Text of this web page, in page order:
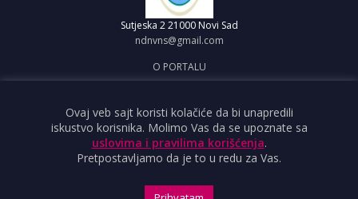
Sutjeska 2 21000 Novi Sad
ndnvns@gmail.com
O PORTALU
OBJAVI VEST
USLOVI KORIŠĆENJA
Ovaj veb sajt koristi kolačiće da bi unapredili
iskustvo korisnika. Molimo Vas da se upoznate sa
uslovima i pravilima korišćenja.
Pretpostavljamo da je to u redu za Vas.